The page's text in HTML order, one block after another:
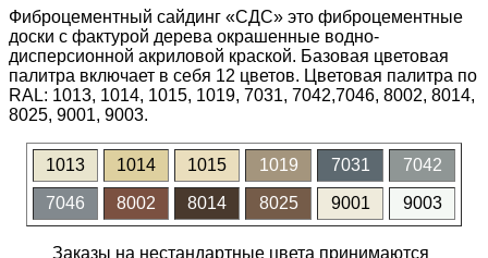
Фиброцементный сайдинг «СДС» это фиброцементные
доски с фактурой дерева окрашенные водно-
дисперсионной акриловой краской. Базовая цветовая
палитра включает в себя 12 цветов. Цветовая палитра по
RAL: 1013, 1014, 1015, 1019, 7031, 7042,7046, 8002, 8014,
8025, 9001, 9003.
1013 1014 1015 1019 7031 7042
7046 8002 8014 8025 9001 9003
Заказы на нестандартные цвета принимаются